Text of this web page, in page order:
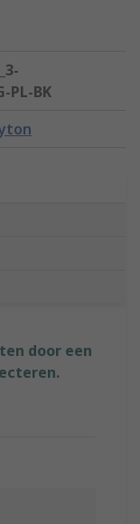
PL-BK
door een